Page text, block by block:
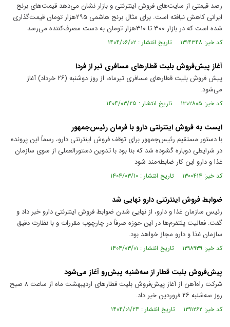
رصد قیمتی از سایت‌های فروش اینترنتی و بازار نشان می‌دهد قیمت‌های برنج
ایرانی کاهش نیافته است. برای مثال برنج هاشمی ۲۹۵‌هزار تومان قیمت‌گذاری
شده است که در بازار ۳۰۰ تا ۳۱۰‌هزار تومان به دست مصرف‌کننده می‌رسد
کد خبر: ۱۳۱۴۳۴۸ تاریخ انتشار : ۱۴۰۴/۰۶/۰۲
آغاز پیش‌فروش بلیت قطار‌های مسافری تیر از فردا
پیش فروش بلیت قطار‌های مسافری تیرماه، از روز دوشنبه (۲۶ خرداد) آغاز
می‌شود.
کد خبر: ۱۳۰۲۸۰۵ تاریخ انتشار : ۱۴۰۴/۰۳/۲۵
ایست به فروش اینترنتی دارو با فرمان رئیس‌جمهور
با دستور مستقیم رئیس‌جمهور برای توقف فروش اینترنتی دارو، رسماً این پرونده
در شرایطی دوباره گشوده شد که بنا بود با تدوین دستورالعملی از سوی سازمان
غذا و دارو این کار ضابطه‌مند شود
کد خبر: ۱۳۰۰۴۱۴ تاریخ انتشار : ۱۴۰۴/۰۳/۱۰
ضوابط فروش اینترنتی دارو نهایی شد
رئیس سازمان غذا و دارو، از نهایی شدن ضوابط فروش اینترنتی دارو خبر داد و
گفت: فعالیت پلتفرم‌ها در این حوزه صرفاً در چارچوب مقررات و با نظارت دقیق
سازمان غذا و دارو مجاز خواهد بود.
کد خبر: ۱۲۹۸۹۳۹ تاریخ انتشار : ۱۴۰۴/۰۳/۰۱
پیش‌فروش بلیت قطار از سه‌شنبه پیش‌رو آغاز می‌شود
شرکت راه‌آهن از آغاز پیش‌فروش بلیت قطار‌های اردیبهشت ماه از ساعت ۸ صبح
روز سه‌شنبه ۲۶ فروردین خبر داد.
کد خبر: ۱۲۹۱۲۶۲ تاریخ انتشار : ۱۴۰۴/۰۱/۲۴